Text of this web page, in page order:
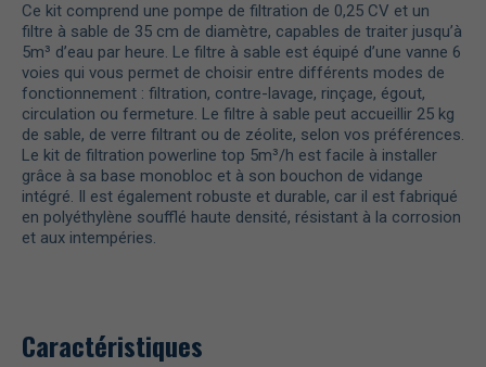
Ce kit comprend une pompe de filtration de 0,25 CV et un
filtre à sable de 35 cm de diamètre, capables de traiter jusqu’à
5m³ d’eau par heure. Le filtre à sable est équipé d’une vanne 6
voies qui vous permet de choisir entre différents modes de
fonctionnement : filtration, contre-lavage, rinçage, égout,
circulation ou fermeture. Le filtre à sable peut accueillir 25 kg
de sable, de verre filtrant ou de zéolite, selon vos préférences.
Le kit de filtration powerline top 5m³/h est facile à installer
grâce à sa base monobloc et à son bouchon de vidange
intégré. Il est également robuste et durable, car il est fabriqué
en polyéthylène soufflé haute densité, résistant à la corrosion
et aux intempéries.
Caractéristiques